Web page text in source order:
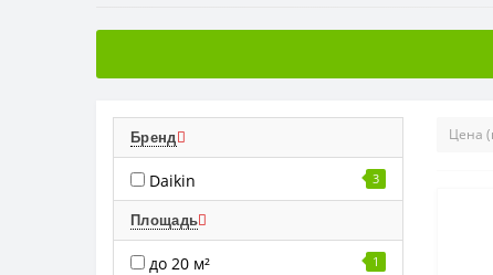
Бренд
Daikin 3
Площадь
до 20 м² 1